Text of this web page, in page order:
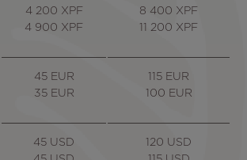
4 200 XPF
4 900 XPF
8 400 XPF
11 200 XPF
45 EUR
35 EUR
115 EUR
100 EUR
45 USD
120 USD